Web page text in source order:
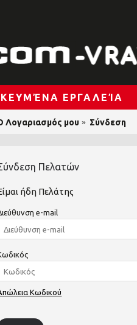
ΕΡΓΑΛΕΊΑ
Λογαριασμός μου Σύνδεση
Πελατών
ήδη Πελάτης
e-mail
Κωδικού